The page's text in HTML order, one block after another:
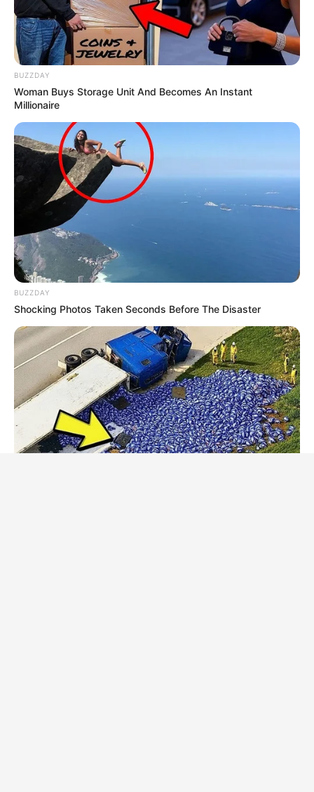
BUZZDAY
Woman Buys Storage Unit And Becomes An Instant
Millionaire
BUZZDAY
Shocking Photos Taken Seconds Before The Disaster